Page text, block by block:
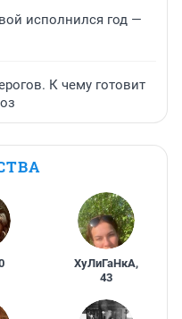
исполнился год —
К чему готовит
ХуЛиГаНкА,
43